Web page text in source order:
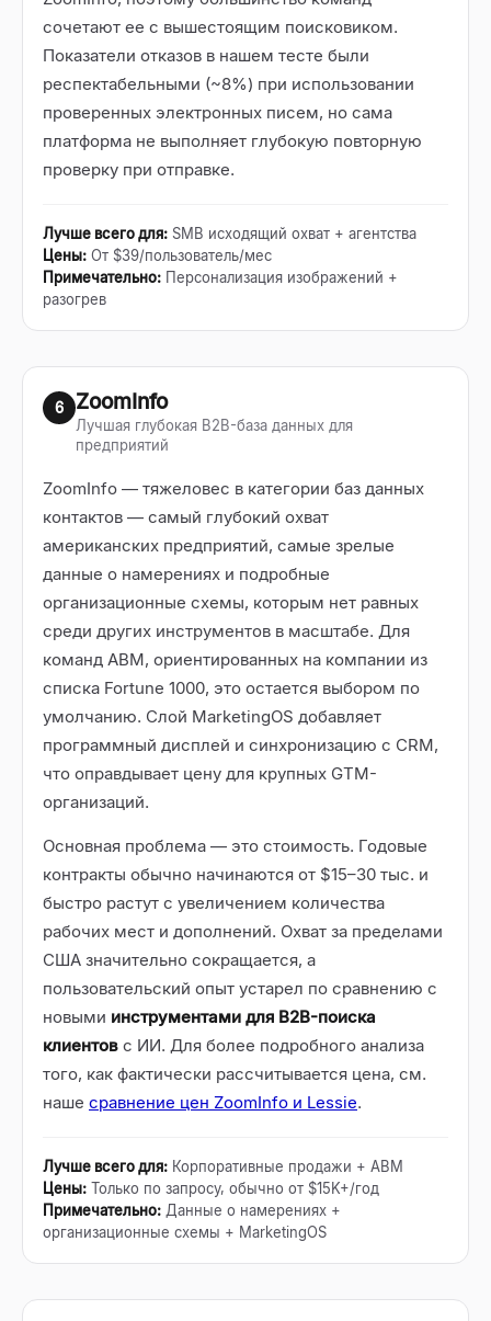
сочетают ее с вышестоящим поисковиком.
Показатели отказов в нашем тесте были
респектабельными (~8%) при использовании
проверенных электронных писем, но сама
платформа не выполняет глубокую повторную
проверку при отправке.
Лучше всего для: SMB исходящий охват + агентства
Цены: От $39/пользователь/мес
Примечательно: Персонализация изображений +
разогрев
6 ZoomInfo
Лучшая глубокая B2B-база данных для
предприятий
ZoomInfo — тяжеловес в категории баз данных
контактов — самый глубокий охват
американских предприятий, самые зрелые
данные о намерениях и подробные
организационные схемы, которым нет равных
среди других инструментов в масштабе. Для
команд ABM, ориентированных на компании из
списка Fortune 1000, это остается выбором по
умолчанию. Слой MarketingOS добавляет
программный дисплей и синхронизацию с CRM,
что оправдывает цену для крупных GTM-
организаций.
Основная проблема — это стоимость. Годовые
контракты обычно начинаются от $15–30 тыс. и
быстро растут с увеличением количества
рабочих мест и дополнений. Охват за пределами
США значительно сокращается, а
пользовательский опыт устарел по сравнению с
новыми инструментами для B2B-поиска
клиентов с ИИ. Для более подробного анализа
того, как фактически рассчитывается цена, см.
наше сравнение цен ZoomInfo и Lessie.
Лучше всего для: Корпоративные продажи + ABM
Цены: Только по запросу, обычно от $15K+/год
Примечательно: Данные о намерениях +
организационные схемы + MarketingOS